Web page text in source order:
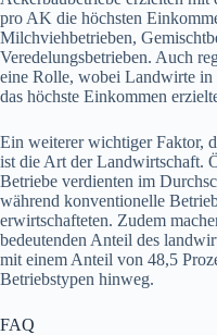
pro AK die höchsten
Milchviehbetrieben,
Veredelungsbetrieben. Auch
eine Rolle, wobei Landwirte
das höchste Einkommen
Ein weiterer wichtiger Faktor,
ist die Art der Landwirtschaft.
Betriebe verdienten im
während konventionelle
erwirtschafteten. Zudem
bedeutenden Anteil des
mit einem Anteil von 48,5
Betriebstypen hinweg.
FAQ